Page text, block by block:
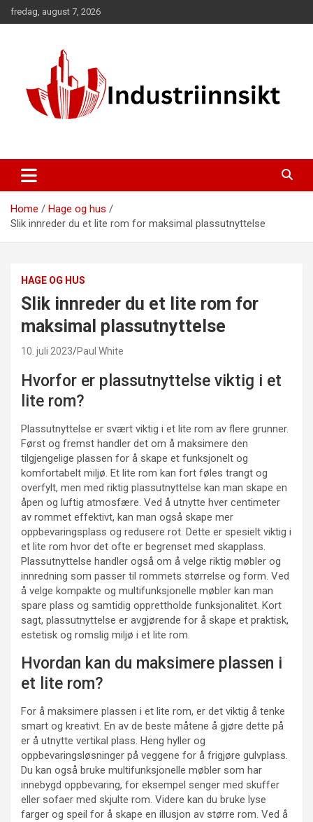
Skip
to
fredag, august 7, 2026
Home
Hage og hus
Slik innreder du et lite rom for maksimal plassutnyttelse
HAGE OG HUS
Slik innreder du et lite rom for
maksimal plassutnyttelse
10. juli 2023 Paul White
Hvorfor er plassutnyttelse viktig i et
lite rom?
Plassutnyttelse er svært viktig i et lite rom av flere grunner.
Først og fremst handler det om å maksimere den
tilgjengelige plassen for å skape et funksjonelt og
komfortabelt miljø. Et lite rom kan fort føles trangt og
overfylt, men med riktig plassutnyttelse kan man skape en
åpen og luftig atmosfære. Ved å utnytte hver centimeter
av rommet effektivt, kan man også skape mer
oppbevaringsplass og redusere rot. Dette er spesielt viktig i
et lite rom hvor det ofte er begrenset med skapplass.
Plassutnyttelse handler også om å velge riktig møbler og
innredning som passer til rommets størrelse og form. Ved
å velge kompakte og multifunksjonelle møbler kan man
spare plass og samtidig opprettholde funksjonalitet. Kort
sagt, plassutnyttelse er avgjørende for å skape et praktisk,
estetisk og romslig miljø i et lite rom.
Hvordan kan du maksimere plassen i
et lite rom?
For å maksimere plassen i et lite rom, er det viktig å tenke
smart og kreativt. En av de beste måtene å gjøre dette på
er å utnytte vertikal plass. Heng hyller og
oppbevaringsløsninger på veggene for å frigjøre gulvplass.
Du kan også bruke multifunksjonelle møbler som har
innebygd oppbevaring, for eksempel senger med skuffer
eller sofaer med skjulte rom. Videre kan du bruke lyse
farger og speil for å skape en illusjon av større rom. Ved å